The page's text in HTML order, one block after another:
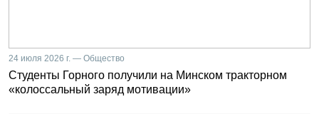
24 июля 2026 г. — Общество
Студенты Горного получили на Минском тракторном
«колоссальный заряд мотивации»